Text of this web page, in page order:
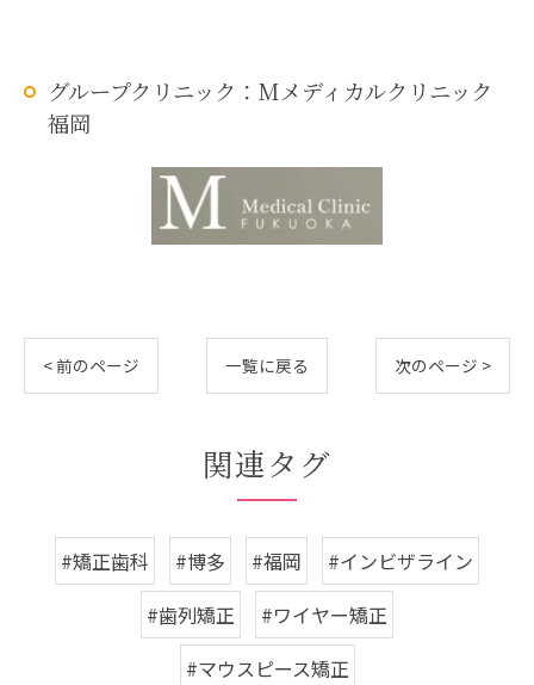
グループクリニック：Mメディカルクリニック
福岡
< 前のページ 一覧に戻る 次のページ >
関連タグ
#矯正歯科 #博多 #福岡
#インビザライン
#歯列矯正
#ワイヤー矯正
#マウスピース矯正